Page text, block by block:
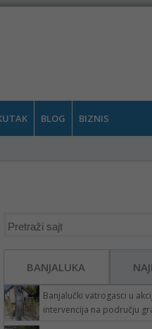
BLOG BIZNIS
BANJALUKA
Banjalučki vatrogasci u
intervencija na području